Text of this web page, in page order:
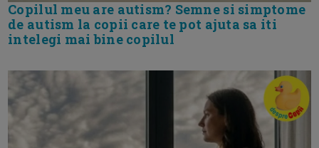
Copilul meu are autism? Semne si simptome
de autism la copii care te pot ajuta sa iti
intelegi mai bine copilul